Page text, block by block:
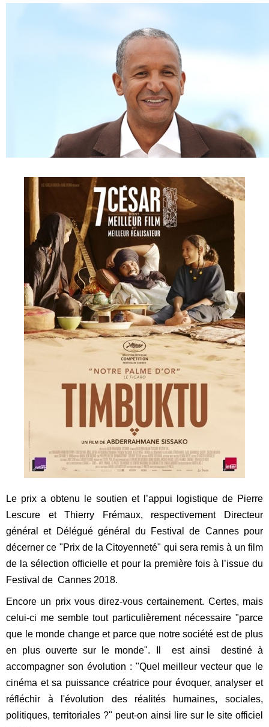
Le prix a obtenu le soutien et l’appui logistique de Pierre
Lescure et Thierry Frémaux, respectivement Directeur
général et Délégué général du Festival de Cannes pour
décerner ce "Prixde laCitoyenneté" qui sera remisà un film
de la sélection officielle et pour la première fois à l’issue du
Festival de Cannes 2018.
Encore un prix vous direz-vous certainement. Certes, mais
celui-ci me semble tout particulièrement nécessaire "parce
que le monde change et parce que notre société est de plus
en plus ouverte sur le monde". Il est ainsi destiné à
accompagner son évolution : "Quel meilleur vecteur que le
cinéma et sa puissance créatrice pour évoquer, analyser et
réfléchir à l'évolution des réalités humaines, sociales,
politiques, territoriales ?" peut-on ainsi lire sur le site officiel